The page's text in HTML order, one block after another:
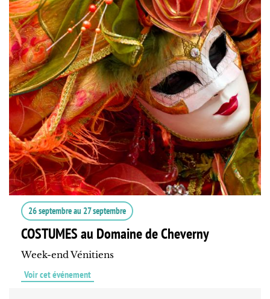
26 septembreau 27 septembre
COSTUMES au Domaine de Cheverny
Week-end Vénitiens
Voir cet événement